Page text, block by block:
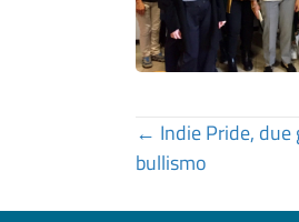
Posts
navigation
← Indie Pride, due
bullismo